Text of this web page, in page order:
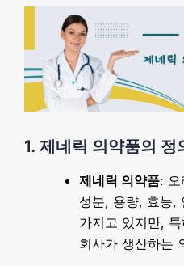
1. 제네릭 의약품의 정
제네릭 의약품: 오
성분, 용량, 효능,
가지고 있지만,
회사가 생산하는